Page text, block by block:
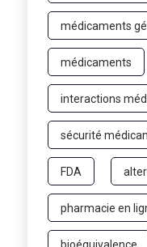
médicaments
médicaments
interactions
sécurité
FDA
pharmacie en